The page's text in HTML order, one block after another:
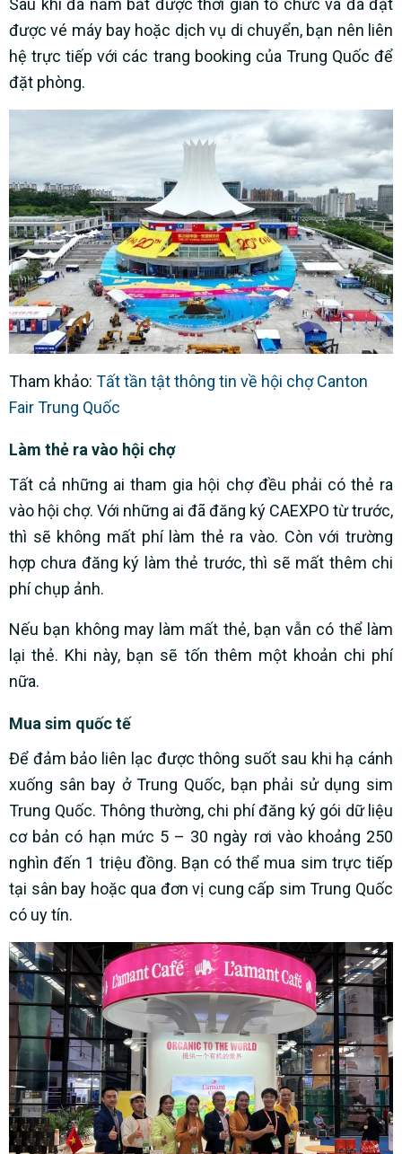
được vé máy bay hoặc dịch vụ di chuyển, bạn nên liên
hệ trực tiếp với các trang booking của Trung Quốc để
đặt phòng.
Tham khảo: Tất tần tật thông tin về hội chợ Canton
Fair Trung Quốc
Làm thẻ ra vào hội chợ
Tất cả những ai tham gia hội chợ đều phải có thẻ ra
vào hội chợ. Với những ai đã đăng ký CAEXPO từ trước,
thì sẽ không mất phí làm thẻ ra vào. Còn với trường
hợp chưa đăng ký làm thẻ trước, thì sẽ mất thêm chi
phí chụp ảnh.
Nếu bạn không may làm mất thẻ, bạn vẫn có thể làm
lại thẻ. Khi này, bạn sẽ tốn thêm một khoản chi phí
nữa.
Mua sim quốc tế
Để đảm bảo liên lạc được thông suốt sau khi hạ cánh
xuống sân bay ở Trung Quốc, bạn phải sử dụng sim
Trung Quốc. Thông thường, chi phí đăng ký gói dữ liệu
cơ bản có hạn mức 5 – 30 ngày rơi vào khoảng 250
nghìn đến 1 triệu đồng. Bạn có thể mua sim trực tiếp
tại sân bay hoặc qua đơn vị cung cấp sim Trung Quốc
có uy tín.